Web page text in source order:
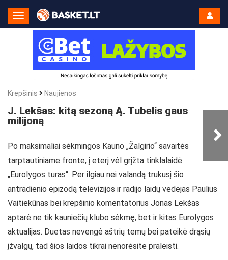
Toggle
Navigation
Krepšinis Naujienos
J. Lekšas: kitą sezoną Ą. Tubelis gaus
milijoną
Po maksimaliai sėkmingos Kauno „Žalgirio“ savaitės
tarptautiniame fronte, į eterį vėl grįžta tinklalaidė
„Eurolygos turas“. Per ilgiau nei valandą trukusį šio
antradienio epizodą televizijos ir radijo laidų vedėjas Paulius
Vaitiekūnas bei krepšinio komentatorius Jonas Lekšas
aptarė ne tik kauniečių klubo sėkmę, bet ir kitas Eurolygos
aktualijas. Duetas nevengė aštrių temų bei pateikė drąsių
įžvalgų, tad šios laidos tikrai nenorėsite praleisti.